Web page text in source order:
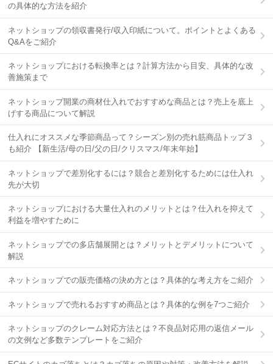
の具体的な方法を紹介
ネットショップの領収書発行/収入印紙について。ポイントとよくある
Q&Aをご紹介
ネットショップにおける転換率とは？計算方法から目安、具体的な改
善施策まで
ネットショップ開業の商材仕入れでおすすめな商品とは？売上を底上
げする商品について解説
仕入れにオススメな季節商品って？シーズン別の売れ筋商品トップ３
も紹介 【新生活/母の日/父の日/クリスマス/年末年始】
ネットショップで差別化するには？競合と差別化するためには仕入れ
先が大切
ネットショップにおける大量仕入れのメリットとは？仕入れを抑えて
利益を増やすために
ネットショップでの多店舗展開とは？メリットとデメリットについて
解説
ネットショップでの販売価格の決め方とは？具体的な考え方をご紹介
ネットショップで売れるおすすめ商品とは？具体的な例を7つご紹介
ネットショップのクレーム対応方法とは？不良品対応用の返信メール
の文例など多数テンプレートをご紹介